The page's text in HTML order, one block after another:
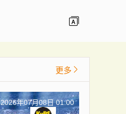
更多
2026年07月08日 01:00